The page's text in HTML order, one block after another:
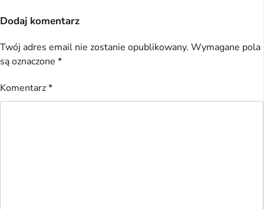
Dodaj komentarz
Twój adres email nie zostanie opublikowany. Wymagane pola
są oznaczone *
Komentarz*